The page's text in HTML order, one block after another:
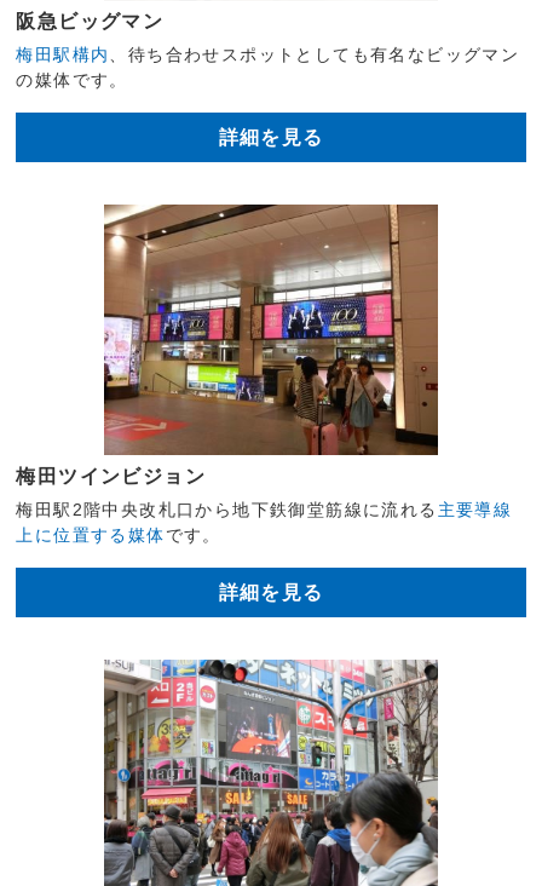
阪急ビッグマン
梅田駅構内
、待ち合わせスポットとしても有名なビッグマン
の媒体です。
詳細を見る
梅田ツインビジョン
梅田駅2階中央改札口から地下鉄御堂筋線に流れる 主要導線
上に位置する媒体です。
詳細を見る